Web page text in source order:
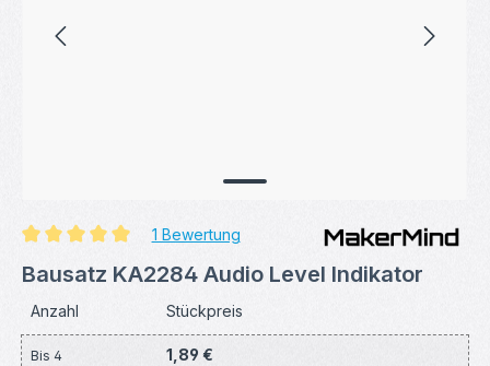
1 Bewertung
Bausatz KA2284 Audio Level Indikator
Anzahl Stückpreis
Bis 4 1,89 €